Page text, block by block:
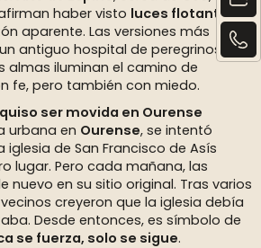
haber visto luces flotantes
aparente. Las versiones más
antiguo hospital de peregrinos
almas iluminan el camino de
fe, pero también con miedo.
ser movida en Ourense
urbana en Ourense, se intentó
de San Francisco de Asís
lugar. Pero cada mañana, las
nuevo en su sitio original. Tras varios
creyeron que la iglesia debía
Desde entonces, es símbolo de
se fuerza, solo se sigue.